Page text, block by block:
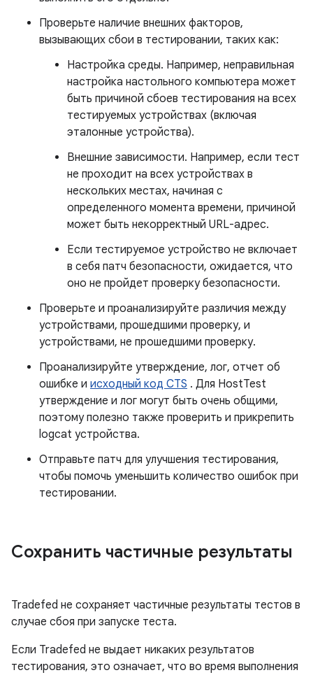
Проверьте наличие внешних факторов,
вызывающих сбои в тестировании, таких как:
Настройка среды. Например, неправильная
настройка настольного компьютера может
быть причиной сбоев тестирования на всех
тестируемых устройствах (включая
эталонные устройства).
Внешние зависимости. Например, если тест
не проходит на всех устройствах в
нескольких местах, начиная с
определенного момента времени, причиной
может быть некорректный URL-адрес.
Если тестируемое устройство не включает
в себя патч безопасности, ожидается, что
оно не пройдет проверку безопасности.
Проверьте и проанализируйте различия между
устройствами, прошедшими проверку, и
устройствами, не прошедшими проверку.
Проанализируйте утверждение, лог, отчет об
ошибке и исходный код CTS . Для HostTest
утверждение и лог могут быть очень общими,
поэтому полезно также проверить и прикрепить
logcat устройства.
Отправьте патч для улучшения тестирования,
чтобы помочь уменьшить количество ошибок при
тестировании.
Сохранить частичные результаты
Tradefed не сохраняет частичные результаты тестов в
случае сбоя при запуске теста.
Если Tradefed не выдает никаких результатов
тестирования, это означает, что во время выполнения